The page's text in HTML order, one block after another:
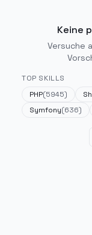
Keine
Versuche
TOP SKILLS
PHP(5945)
Symfony(636)